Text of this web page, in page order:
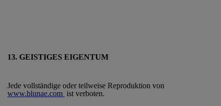
13. GEISTIGES EIGENTUM
Jede vollständige oder teilweise Reproduktion von
www.blunae.com ist verboten.